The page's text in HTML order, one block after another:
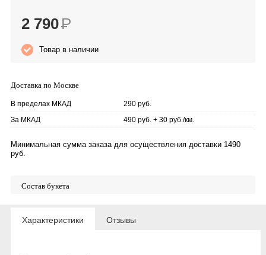
2 790Р
Товар в наличии
Доставка по Москве
В пределах МКАД
290 руб.
За МКАД
490 руб. + 30 руб./км.
Минимальная сумма заказа для осуществления доставки 1490
руб.
Состав букета
Характеристики Отзывы